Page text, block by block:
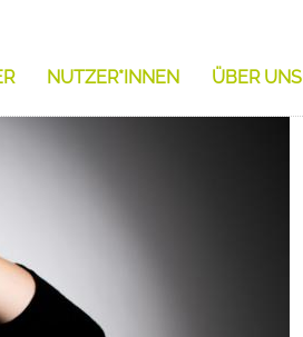
NUTZER*INNEN ÜBER UNS